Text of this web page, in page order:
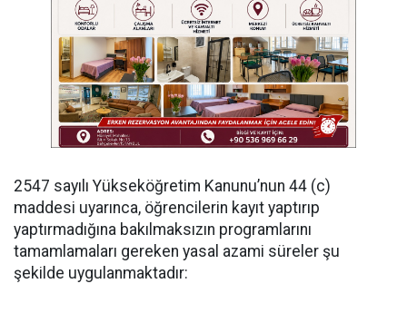
​2547 sayılı Yükseköğretim Kanunu’nun 44 (c)
maddesi uyarınca, öğrencilerin kayıt yaptırıp
yaptırmadığına bakılmaksızın programlarını
tamamlamaları gereken yasal azami süreler şu
şekilde uygulanmaktadır: